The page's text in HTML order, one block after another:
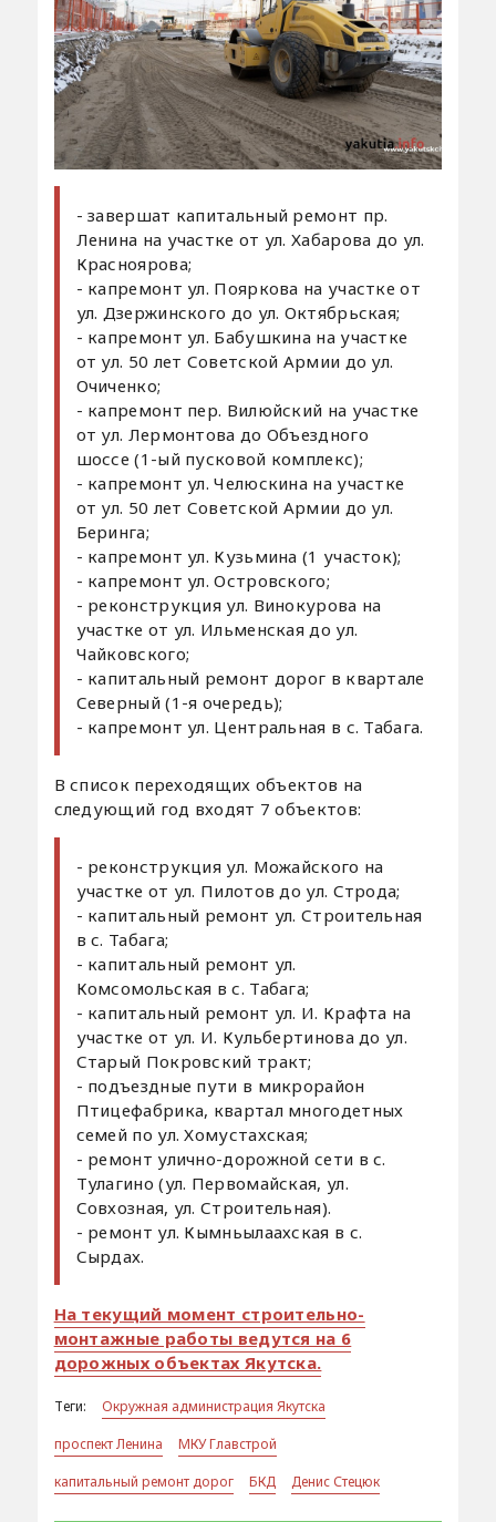
- завершат капитальный ремонт пр.
Ленина на участке от ул. Хабарова до ул.
Красноярова;
- капремонт ул. Пояркова на участке от
ул. Дзержинского до ул. Октябрьская;
- капремонт ул. Бабушкина на участке
от ул. 50 лет Советской Армии до ул.
Очиченко;
- капремонт пер. Вилюйский на участке
от ул. Лермонтова до Объездного
шоссе (1-ый пусковой комплекс);
- капремонт ул. Челюскина на участке
от ул. 50 лет Советской Армии до ул.
Беринга;
- капремонт ул. Кузьмина (1 участок);
- капремонт ул. Островского;
- реконструкция ул. Винокурова на
участке от ул. Ильменская до ул.
Чайковского;
- капитальный ремонт дорог в квартале
Северный (1-я очередь);
- капремонт ул. Центральная в с. Табага.
В список переходящих объектов на
следующий год входят 7 объектов:
- реконструкция ул. Можайского на
участке от ул. Пилотов до ул. Строда;
- капитальный ремонт ул. Строительная
в с. Табага;
- капитальный ремонт ул.
Комсомольская в с. Табага;
- капитальный ремонт ул. И. Крафта на
участке от ул. И. Кульбертинова до ул.
Старый Покровский тракт;
- подъездные пути в микрорайон
Птицефабрика, квартал многодетных
семей по ул. Хомустахская;
- ремонт улично-дорожной сети в с.
Тулагино (ул. Первомайская, ул.
Совхозная, ул. Строительная).
- ремонт ул. Кымньылаахская в с.
Сырдах.
На текущий момент строительно-
монтажные работы ведутся на 6
дорожных объектах Якутска.
Теги:
Окружная администрация Якутска
проспект Ленина
МКУ Главстрой
капитальный ремонт дорог
БКД Денис Стецюк